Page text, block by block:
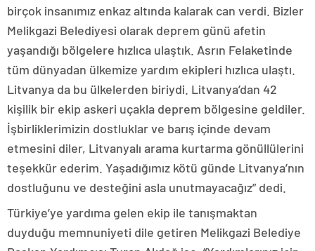
birçok insanımız enkaz altında kalarak can verdi. Bizler
Melikgazi Belediyesi olarak deprem günü afetin
yaşandığı bölgelere hızlıca ulaştık. Asrın Felaketinde
tüm dünyadan ülkemize yardım ekipleri hızlıca ulaştı.
Litvanya da bu ülkelerden biriydi. Litvanya’dan 42
kişilik bir ekip askeri uçakla deprem bölgesine geldiler.
İşbirliklerimizin dostluklar ve barış içinde devam
etmesini diler, Litvanyalı arama kurtarma gönüllülerini
teşekkür ederim. Yaşadığımız kötü günde Litvanya’nın
dostluğunu ve desteğini asla unutmayacağız” dedi.
Türkiye’ye yardıma gelen ekip ile tanışmaktan
duyduğu memnuniyeti dile getiren Melikgazi Belediye